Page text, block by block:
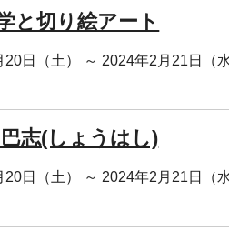
と切り絵アート
20日（土） ～ 2024年2月21日（水
志(しょうはし)
20日（土） ～ 2024年2月21日（水